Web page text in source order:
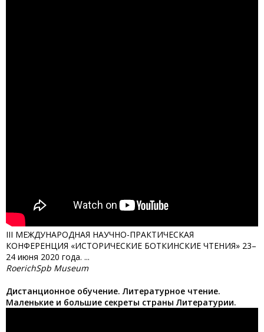
III МЕЖДУНАРОДНАЯ НАУЧНО-ПРАКТИЧЕСКАЯ
КОНФЕРЕНЦИЯ «ИСТОРИЧЕСКИЕ БОТКИНСКИЕ ЧТЕНИЯ» 23–
24 июня 2020 года. ...
RoerichSpb Museum
Дистанционное обучение. Литературное чтение.
Маленькие и большие секреты страны Литературии.